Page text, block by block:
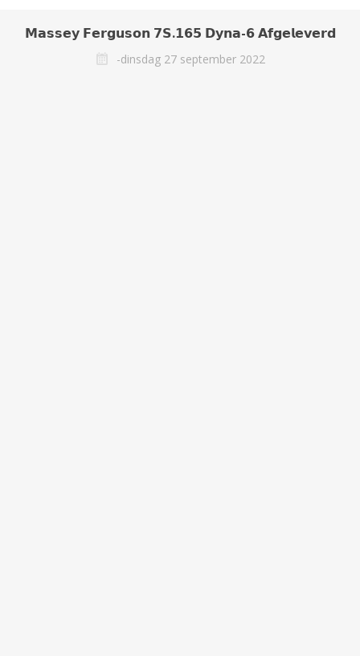
𝗠𝗮𝘀𝘀𝗲𝘆 𝗙𝗲𝗿𝗴𝘂𝘀𝗼𝗻 𝟳𝗦.𝟭𝟲𝟱 𝗗𝘆𝗻𝗮-𝟲 𝗔𝗳𝗴𝗲𝗹𝗲𝘃𝗲𝗿𝗱
-dinsdag 27 september 2022